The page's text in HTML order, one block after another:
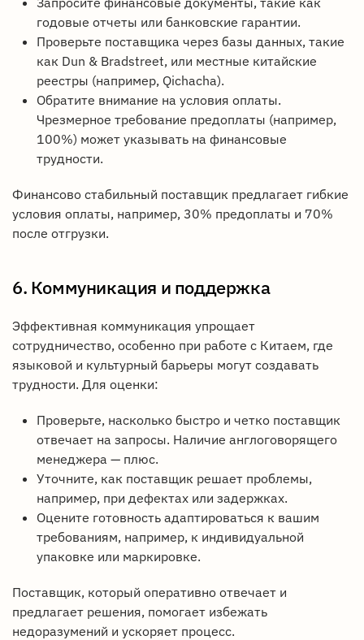
годовые отчеты или банковские гарантии.
Проверьте поставщика через базы данных, такие
как Dun & Bradstreet, или местные китайские
реестры (например, Qichacha).
Обратите внимание на условия оплаты.
Чрезмерное требование предоплаты (например,
100%) может указывать на финансовые
трудности.
Финансово стабильный поставщик предлагает гибкие
условия оплаты, например, 30% предоплаты и 70%
после отгрузки.
6. Коммуникация и поддержка
Эффективная коммуникация упрощает
сотрудничество, особенно при работе с Китаем, где
языковой и культурный барьеры могут создавать
трудности. Для оценки:
Проверьте, насколько быстро и четко поставщик
отвечает на запросы. Наличие англоговорящего
менеджера — плюс.
Уточните, как поставщик решает проблемы,
например, при дефектах или задержках.
Оцените готовность адаптироваться к вашим
требованиям, например, к индивидуальной
упаковке или маркировке.
Поставщик, который оперативно отвечает и
предлагает решения, помогает избежать
недоразумений и ускоряет процесс.